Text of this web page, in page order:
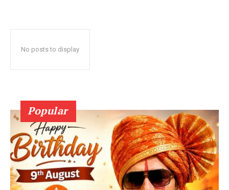
No posts to display
Popular